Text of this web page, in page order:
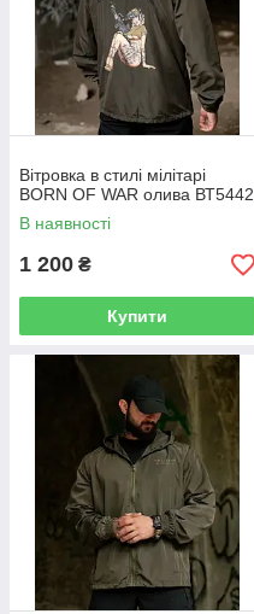
Вітровка в стилі мілітарі
BORN OF WAR олива ВТ5442
В наявності
1 200 ₴
Купити